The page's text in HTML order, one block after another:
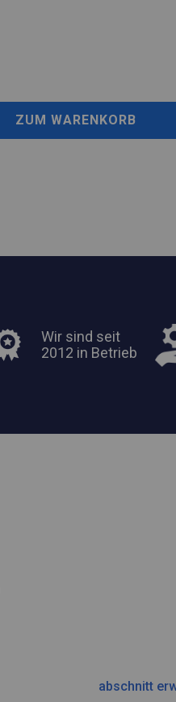
ZUM WARENKORB
Wir sind seit
2012 in Betrieb
abschnitt